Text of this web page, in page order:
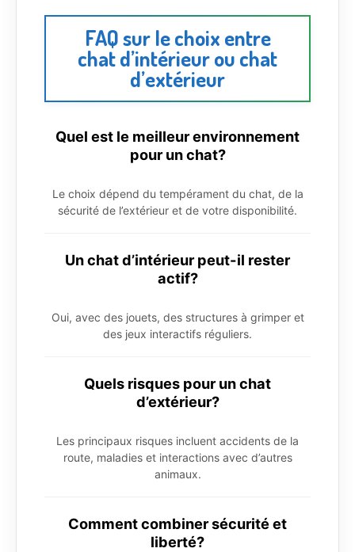
FAQ sur le choix entre
chat d’intérieur ou chat
d’extérieur
Quel est le meilleur environnement
pour un chat?
Le choix dépend du tempérament du chat, de la
sécurité de l’extérieur et de votre disponibilité.
Un chat d’intérieur peut-il rester
actif?
Oui, avec des jouets, des structures à grimper et
des jeux interactifs réguliers.
Quels risques pour un chat
d’extérieur?
Les principaux risques incluent accidents de la
route, maladies et interactions avec d’autres
animaux.
Comment combiner sécurité et
liberté?